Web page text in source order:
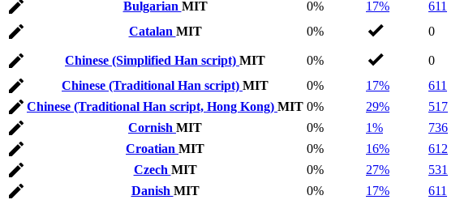
Bulgarian MIT 0% 17% 611
Catalan MIT 0% 0
Chinese (Simplified Han script) MIT 0% 0
Chinese (Traditional Han script) MIT 0% 17% 611
Chinese (Traditional Han script, Hong Kong) MIT 0% 29% 517
Cornish MIT 0% 1% 736
Croatian MIT 0% 16% 612
Czech MIT 0% 27% 531
Danish MIT 0% 17% 611